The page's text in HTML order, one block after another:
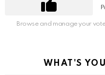
Browse and manage your
WHAT'S